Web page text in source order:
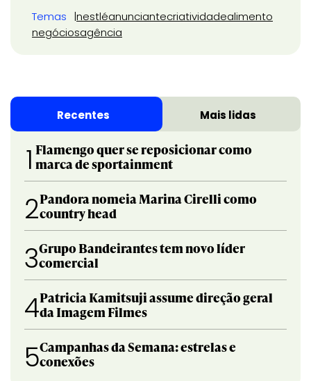
Temas nestléanunciantecriatividadealimento
negóciosagência
Recentes Mais lidas
1 Flamengo quer se reposicionar como
marca de sportainment
2Pandora nomeia Marina Cirelli como
country head
3Grupo Bandeirantes tem novo líder
comercial
4Patricia Kamitsuji assume direção geral
da Imagem Filmes
5Campanhas da Semana: estrelas e
conexões